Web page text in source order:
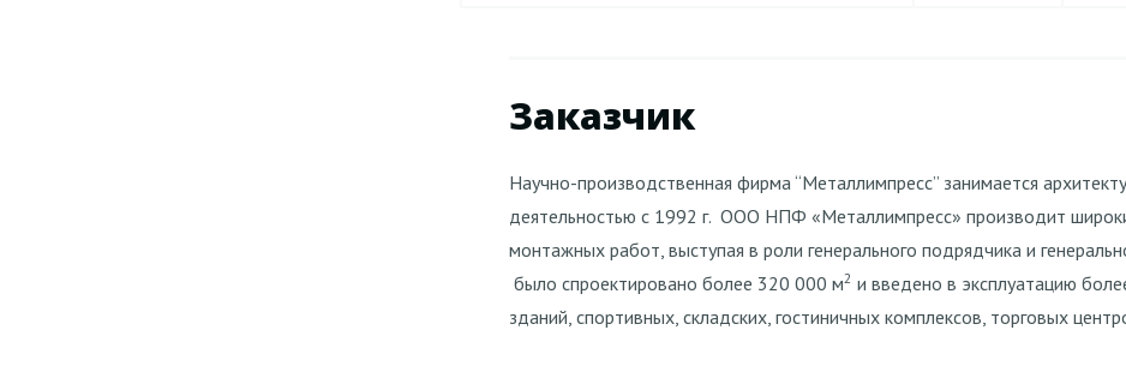
Заказчик
Научно-производственная фирма “Металлимпресс” занимается
деятельностью с 1992 г. ООО НПФ «Металлимпресс» производит
монтажных работ, выступая в роли генерального подрядчика и
было спроектировано более 320 000 м2 и введено в эксплуатацию
зданий, спортивных, складских, гостиничных комплексов, торговых